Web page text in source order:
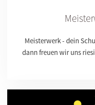
Meisterwerk - dein
dann freuen wir uns